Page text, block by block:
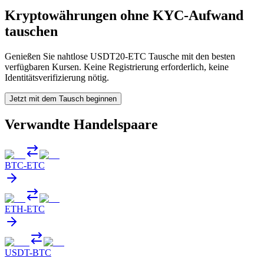
Kryptowährungen ohne KYC-Aufwand
tauschen
Genießen Sie nahtlose USDT20-ETC Tausche mit den besten
verfügbaren Kursen. Keine Registrierung erforderlich, keine
Identitätsverifizierung nötig.
Jetzt mit dem Tausch beginnen
Verwandte Handelspaare
BTC-ETC
ETH-ETC
USDT-BTC